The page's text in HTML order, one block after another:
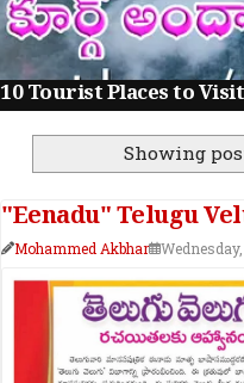
10 Tourist Places to Visit
Showing
"Eenadu" Telugu
Mohammed Akbhar